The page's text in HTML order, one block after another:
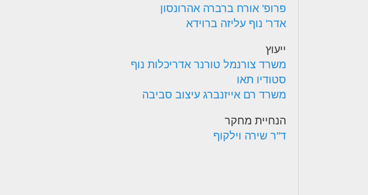
פרופ' אורח ברברה אהרונסון
אדר' נוף עליזה ברוידא
ייעוץ
משרד צורנמל טורנר אדריכלות נוף
סטודיו תאו
משרד רם אייזנברג עיצוב סביבה
הנחיית מחקר
ד"ר שירה וילקוף